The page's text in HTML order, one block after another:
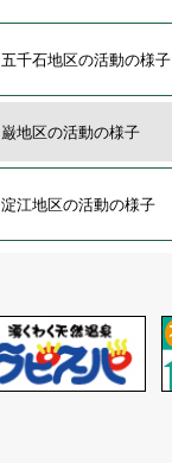
五千石地区の活動の様子
巌地区の活動の様子
淀江地区の活動の様子